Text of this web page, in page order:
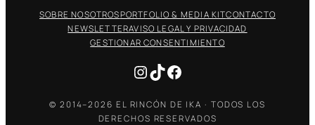
SOBRE NOSOTROSPORTFOLIO & MEDIA KITCONTACTO
NEWSLETTERAVISO LEGAL Y PRIVACIDAD
GESTIONAR CONSENTIMIENTO
Instagram
TikTokFacebook
© 2014–2026 EL RINCÓN DE IKA · TODOS LOS
DERECHOS RESERVADOS